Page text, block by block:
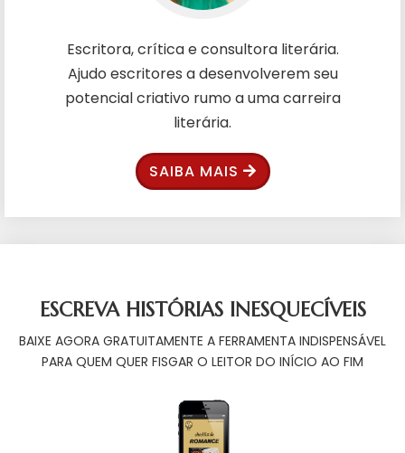
Escritora, crítica e consultora literária.
Ajudo escritores a desenvolverem seu
potencial criativo rumo a uma carreira
literária.
SAIBA MAIS
ESCREVA HISTÓRIAS INESQUECÍVEIS
BAIXE AGORA GRATUITAMENTE A FERRAMENTA INDISPENSÁVEL
PARA QUEM QUER FISGAR O LEITOR DO INÍCIO AO FIM